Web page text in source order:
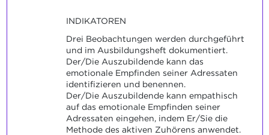
INDIKATOREN
Drei Beobachtungen werden durchgeführt
und im Ausbildungsheft dokumentiert.
Der/Die Auszubildende kann das
emotionale Empfinden seiner Adressaten
identifizieren und benennen.
Der/Die Auszubildende kann empathisch
auf das emotionale Empfinden seiner
Adressaten eingehen, indem Er/Sie die
Methode des aktiven Zuhörens anwendet.